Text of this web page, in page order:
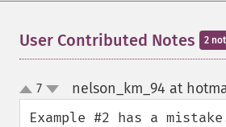
User Contributed Notes 2
up
down
7 nelson_km_94 at
Example #2 has a